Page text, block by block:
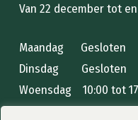
Van 22 december tot
Maandag Gesloten
Dinsdag Gesloten
Woensdag 10:00 tot